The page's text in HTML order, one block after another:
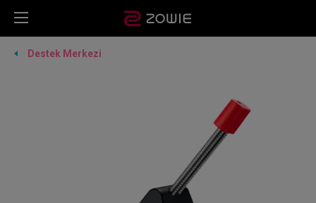
Destek Merkezi